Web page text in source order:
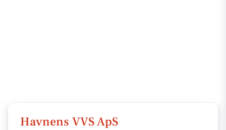
Havnens VVS ApS